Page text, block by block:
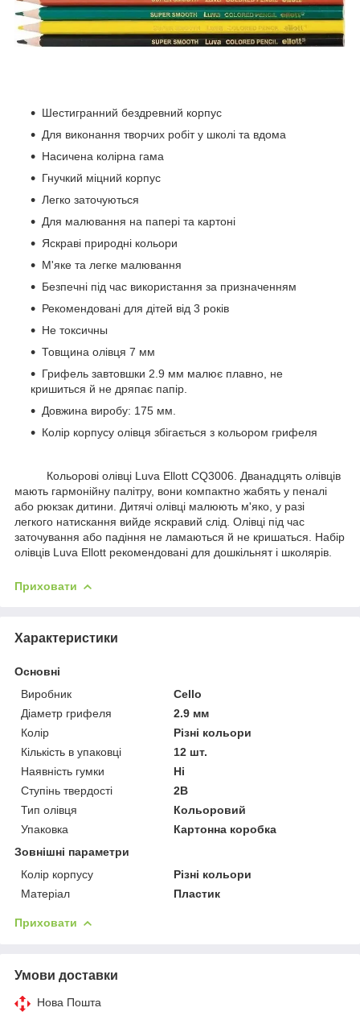
Шестигранний бездревний корпус
Для виконання творчих робіт у школі та вдома
Насичена колірна гама
Гнучкий міцний корпус
Легко заточуються
Для малювання на папері та картоні
Яскраві природні кольори
М'яке та легке малювання
Безпечні під час використання за призначенням
Рекомендовані для дітей від 3 років
Не токсичны
Товщина олівця 7 мм
Грифель завтовшки 2.9 мм малює плавно, не
кришиться й не дряпає папір.
Довжина виробу: 175 мм.
Колір корпусу олівця збігається з кольором грифеля
Кольорові олівці Luva Ellott CQ3006. Дванадцять олівців
мають гармонійну палітру, вони компактно жабять у пеналі
або рюкзак дитини. Дитячі олівці малюють м'яко, у разі
легкого натискання вийде яскравий слід. Олівці під час
заточування або падіння не ламаються й не кришаться. Набір
олівців Luva Ellott рекомендовані для дошкільнят і школярів.
Приховати
Характеристики
Основні
Виробник
Cello
Діаметр грифеля
2.9 мм
Колір
Різні кольори
Кількість в упаковці
12 шт.
Наявність гумки
Ні
Ступінь твердості
2В
Тип олівця
Кольоровий
Упаковка
Картонна коробка
Зовнішні параметри
Колір корпусу
Різні кольори
Матеріал
Пластик
Приховати
Умови доставки
Нова Пошта